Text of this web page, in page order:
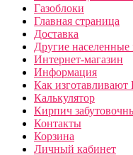
Газоблоки
Главная страница
Доставка
Другие
Интернет-магазин
Информация
Как изготавливают
Калькулятор
Кирпич
Контакты
Корзина
Личный кабинет